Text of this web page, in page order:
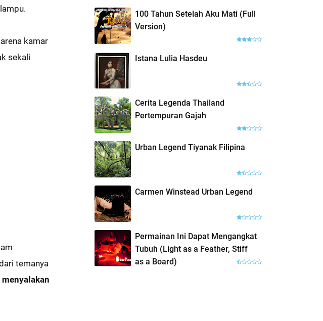
kamar
sekali
temanya
100 Tahun Setelah Aku Mati (Full
Version)
Istana Lulia Hasdeu
Cerita Legenda Thailand
Pertempuran Gajah
Urban Legend Tiyanak Filipina
Carmen Winstead Urban Legend
Permainan Ini Dapat Mengangkat
Tubuh (Light as a Feather, Stiff
as a Board)